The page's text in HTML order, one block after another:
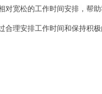
宽松的工作时间安排，帮助
理安排工作时间和保持积